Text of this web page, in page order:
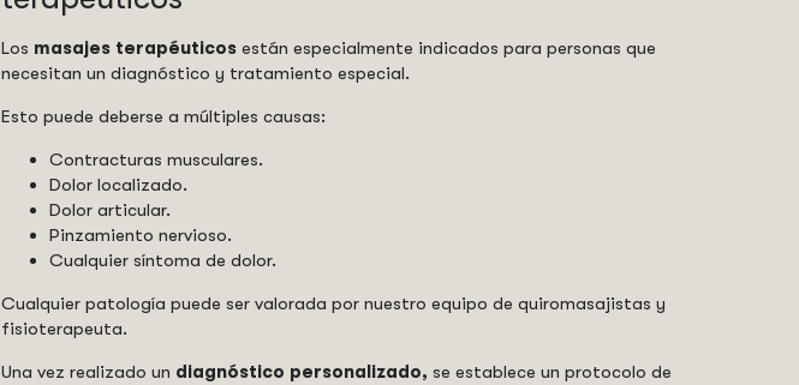
Los masajes terapéuticos están especialmente indicados para personas que
necesitan un diagnóstico y tratamiento especial.
Esto puede deberse a múltiples causas:
Contracturas musculares.
Dolor localizado.
Dolor articular.
Pinzamiento nervioso.
Cualquier síntoma de dolor.
Cualquier patología puede ser valorada por nuestro equipo de quiromasajistas y
fisioterapeuta.
Una vez realizado un diagnóstico personalizado, se establece un protocolo de